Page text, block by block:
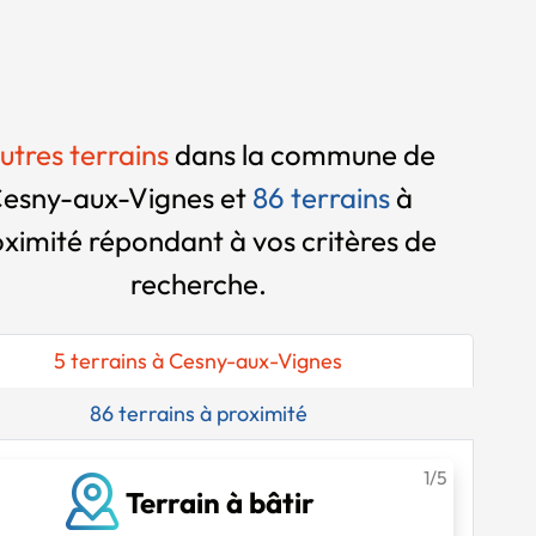
terrainsdans la commune de
aux-Vignes et 86 terrainsà
répondant à vos critères de
recherche.
5 terrains à Cesny-aux-Vignes
86 terrains à proximité
Terrain à bâtir
1/5